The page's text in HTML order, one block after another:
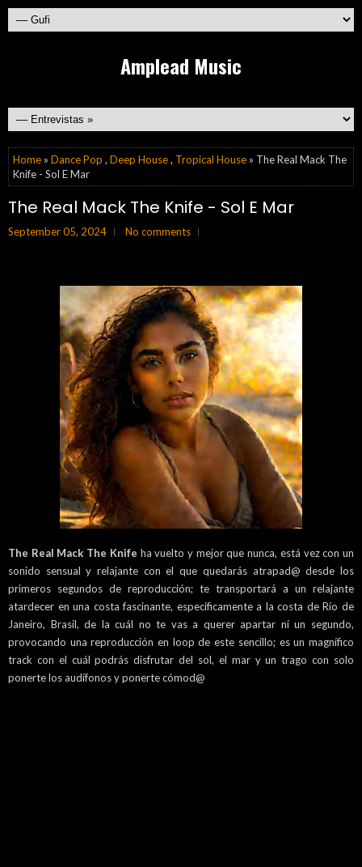
Amplead Music
Home » Dance Pop , Deep House, Tropical House » The Real Mack The
Knife - Sol E Mar
The Real Mack The Knife - Sol E Mar
September 05, 2024 No comments
The Real Mack The Knife ha vuelto y mejor que nunca, está vez con un
sonido sensual y relajante con el que quedarás atrapad@ desde los
primeros segundos de reproducción; te transportará a un relajante
atardecer en una costa fascinante, específicamente a la costa de Río de
Janeiro, Brasil, de la cuál no te vas a querer apartar ni un segundo,
provocando una reproducción en loop de este sencillo; es un magnífico
track con el cuál podrás disfrutar del sol, el mar y un trago con solo
ponerte los audífonos y ponerte cómod@